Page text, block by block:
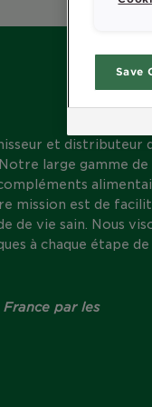
et distributeur
large gamme de
mission est de
de vie sain. Nous
à chaque étape de
par les
Save